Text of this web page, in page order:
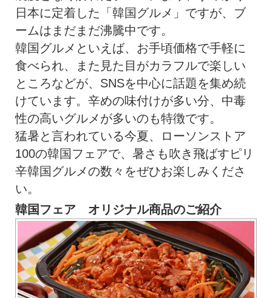
日本に定着した「韓国グルメ」ですが、ブ
ームはまだまだ沸騰中です。
韓国グルメといえば、お手頃価格で手軽に
食べられ、また見た目がカラフルで楽しい
ところなどが、SNSを中心に話題を集め続
けています。辛めの味付けが多い分、中毒
性の高いグルメが多いのも特徴です。
猛暑と言われている今夏、ローソンストア
100の韓国フェアで、暑さも吹き飛ばすピリ
辛韓国グルメの数々をぜひお楽しみくださ
い。
韓国フェア オリジナル商品のご紹介